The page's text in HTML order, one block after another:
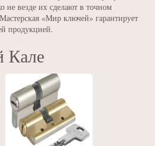
не везде их сделают в точном
«Мир ключей» гарантирует
продукцией.
Кале